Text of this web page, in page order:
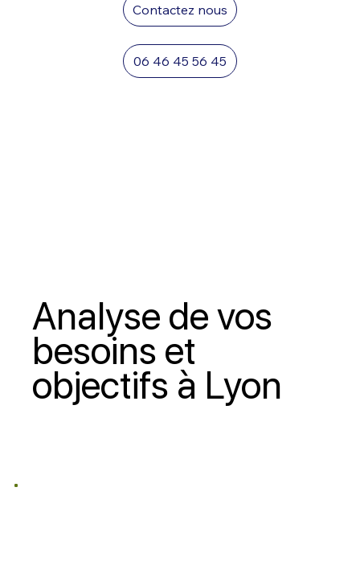
Contactez nous
06 46 45 56 45
Analyse de vos
besoins et
objectifs à Lyon